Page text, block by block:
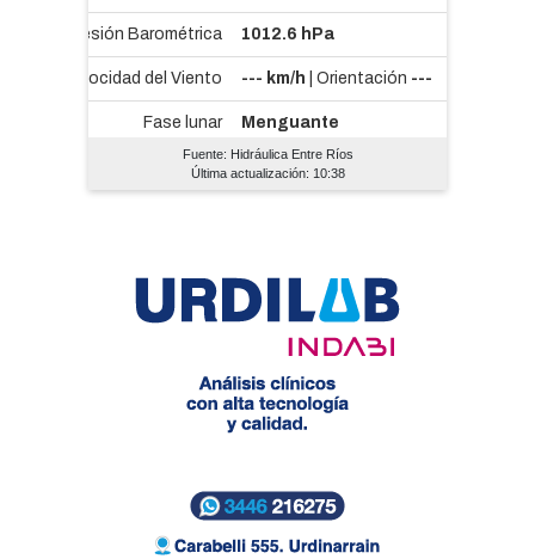
Fuente: Hidráulica Entre Ríos
Última actualización: 10:38